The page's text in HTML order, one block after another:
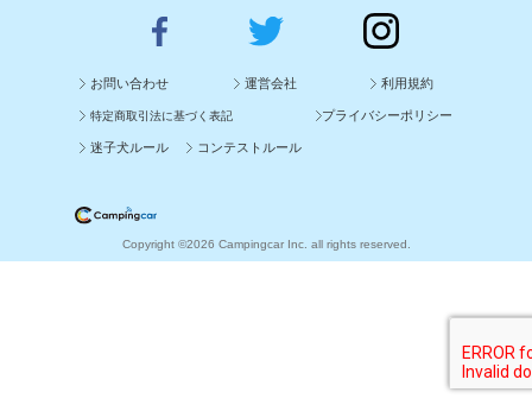
お問い合わせ 運営会社 利用規約
特定商取引法に基づく表記 プライバシーポリシー
迷子犬ルール コンテストルール
Copyright ©2026 Campingcar Inc. all rights reserved.